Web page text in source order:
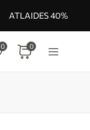
ATLAIDES 40%
0 0